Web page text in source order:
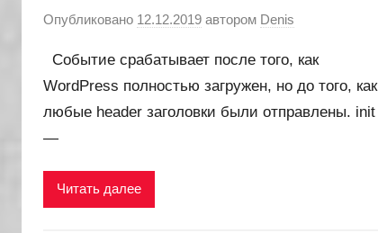
Опубликовано 12.12.2019 автором Denis
Событие срабатывает после того, как
WordPress полностью загружен, но до того, как
любые header заголовки были отправлены. init
—
Читать далее